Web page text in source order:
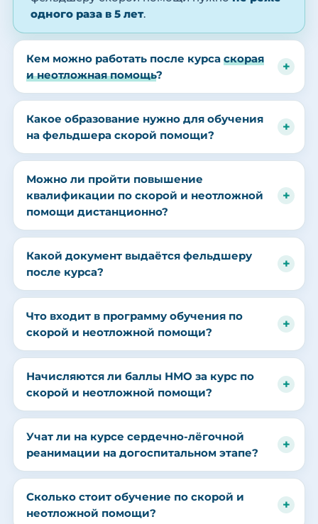
одного раза в 5 лет.
Кем можно работать после курса скорая
и неотложная помощь?
Какое образование нужно для обучения
на фельдшера скорой помощи?
Можно ли пройти повышение
квалификации по скорой и неотложной
помощи дистанционно?
Какой документ выдаётся фельдшеру
после курса?
Что входит в программу обучения по
скорой и неотложной помощи?
Начисляются ли баллы НМО за курс по
скорой и неотложной помощи?
Учат ли на курсе сердечно-лёгочной
реанимации на догоспитальном этапе?
Сколько стоит обучение по скорой и
неотложной помощи?